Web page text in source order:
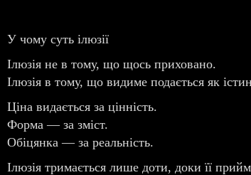
У чому суть ілюзії
Ілюзія не в тому, що щось приховано.
Ілюзія в тому, що видиме подається як
Ціна видається за цінність.
Форма — за зміст.
Обіцянка — за реальність.
Ілюзія тримається лише доти, доки її